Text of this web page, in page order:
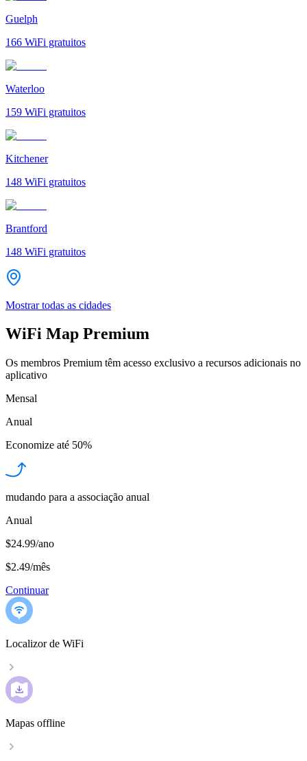
Guelph
166 WiFi gratuitos
Waterloo
159 WiFi gratuitos
Kitchener
148 WiFi gratuitos
Brantford
148 WiFi gratuitos
Mostrar todas as cidades
WiFi Map Premium
Os membros Premium têm acesso exclusivo a recursos adicionais no
aplicativo
Mensal
Anual
Economize até 50%
mudando para a associação anual
Anual
$24.99/ano
$2.49/mês
Continuar
Localizor de WiFi
Mapas offline